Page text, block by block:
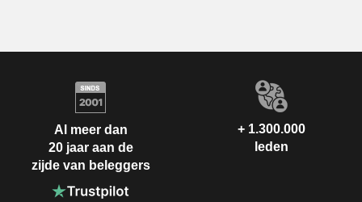
Al meer dan
20 jaar aan de
zijde van beleggers
+ 1.300.000
leden